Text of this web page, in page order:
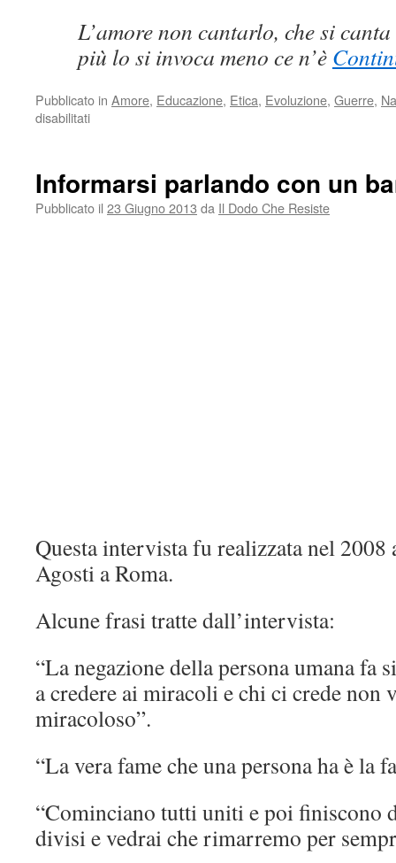
L’amore non cantarlo, che si canta
più lo si invoca meno ce n’è
Pubblicato in Amore, Educazione, Etica, Evoluzione, Guerre,
disabilitatisu
L’amore
non
Informarsi parlando con un
Pubblicato il 23 Giugno 2013 da Il Dodo Che Resiste
Questa intervista fu realizzata nel 2008
Agosti a Roma.
Alcune frasi tratte dall’intervista:
“La negazione della persona umana fa
a credere ai miracoli e chi ci crede non
miracoloso”.
“La vera fame che una persona ha è la
“Cominciano tutti uniti e poi finiscono
divisi e vedrai che rimarremo per